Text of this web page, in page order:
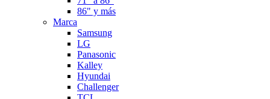
86" y más
Marca
Samsung
LG
Panasonic
Kalley
Hyundai
Challenger